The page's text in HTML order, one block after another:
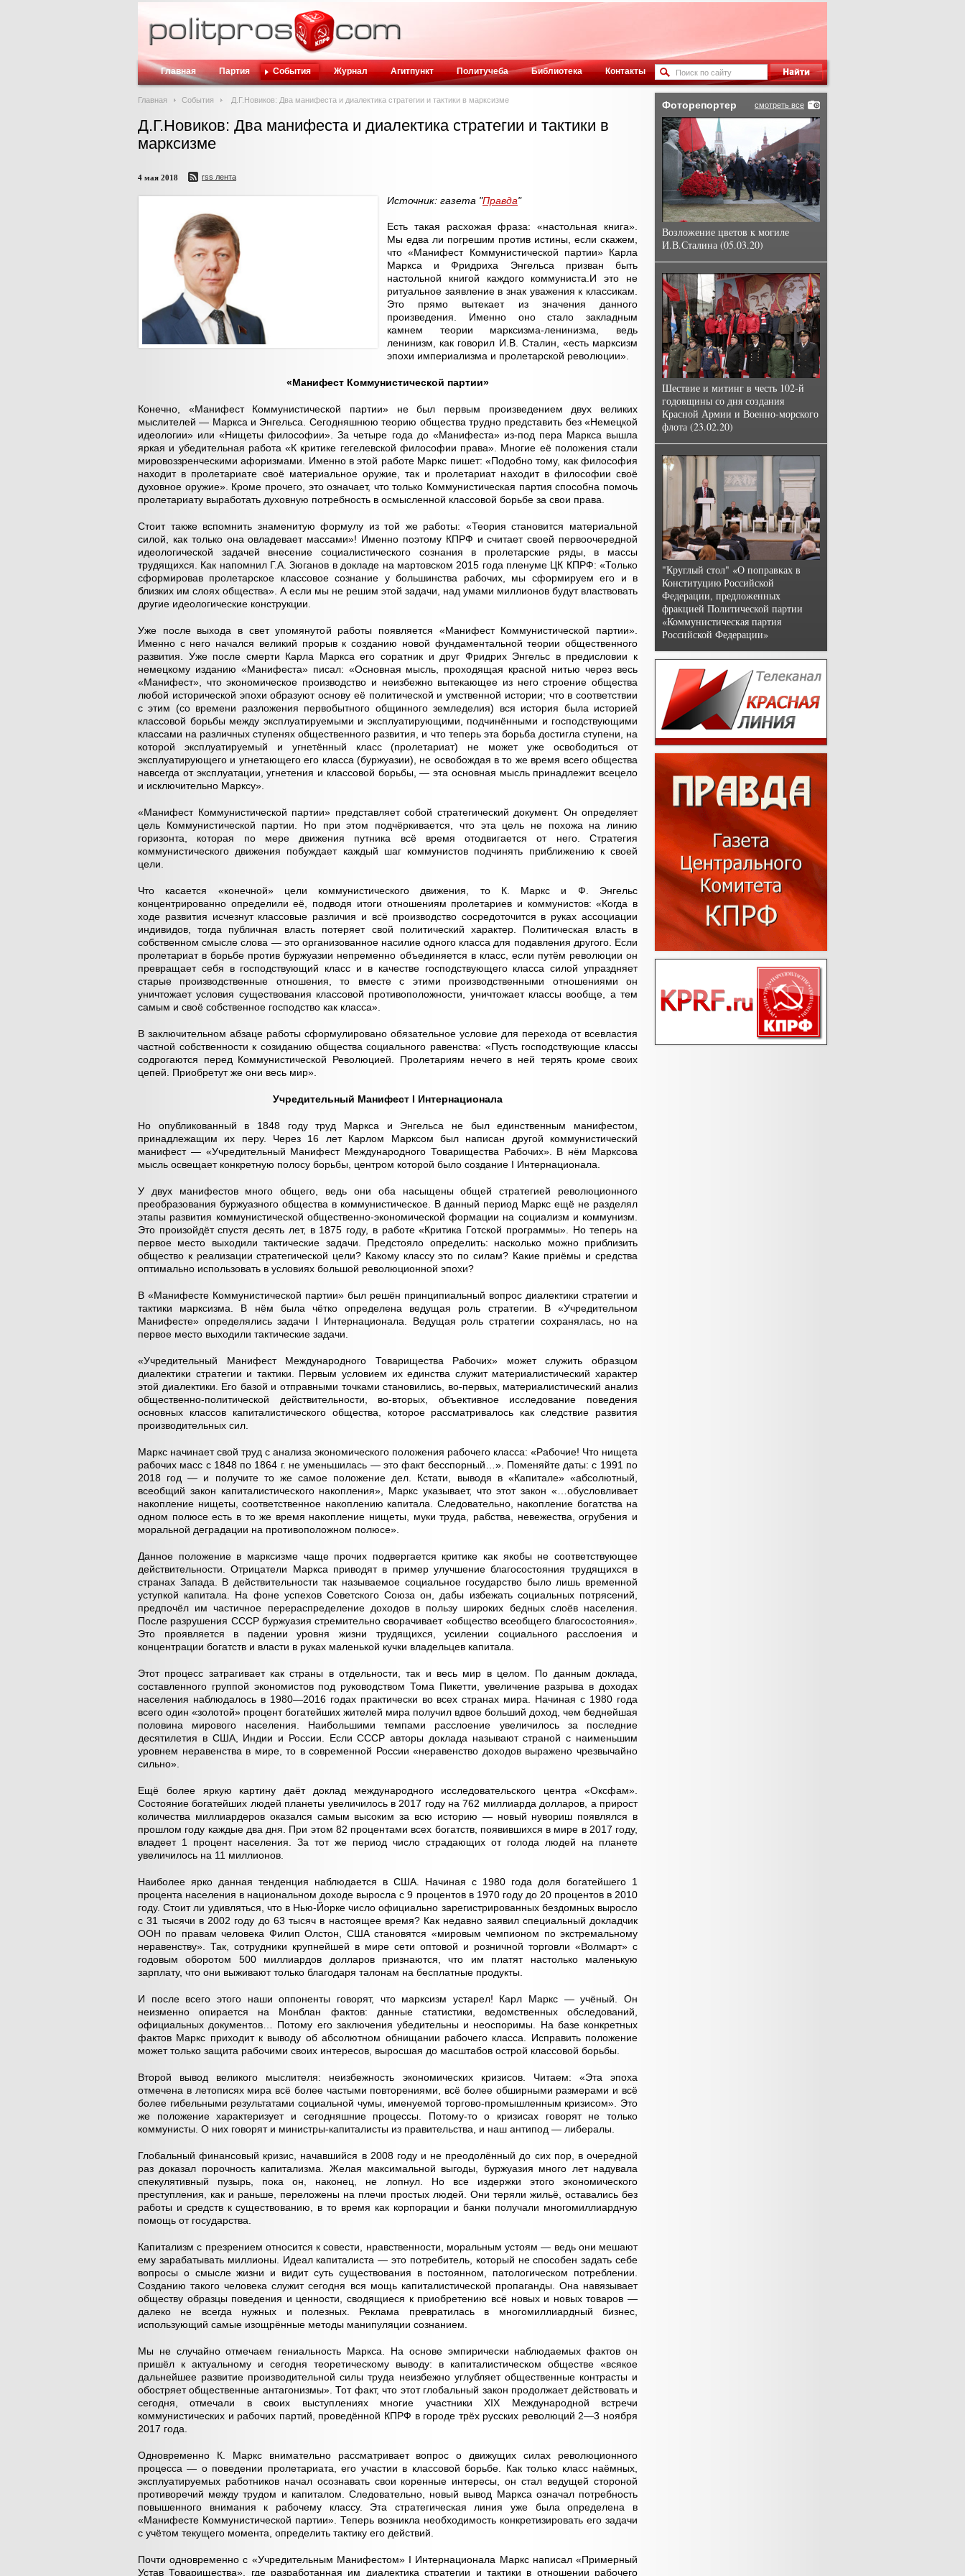
Главная Партия События Журнал Агитпункт Политучеба Библиотека Контакты
Главная События Д.Г.Новиков: Два манифеста и диалектика стратегии и тактики в марксизме
Д.Г.Новиков: Два манифеста и диалектика стратегии и тактики в
марксизме
4 мая 2018 rss лента
Источник: газета "Правда"
Есть такая расхожая фраза: «настольная книга».
Мы едва ли погрешим против истины, если скажем,
что «Манифест Коммунистической партии» Карла
Маркса и Фридриха Энгельса призван быть
настольной книгой каждого коммуниста.И это не
ритуальное заявление в знак уважения к классикам.
Это прямо вытекает из значения данного
произведения. Именно оно стало закладным
камнем теории марксизма-ленинизма, ведь
ленинизм, как говорил И.В. Сталин, «есть марксизм
эпохи империализма и пролетарской революции».
«Манифест Коммунистической партии»
Конечно, «Манифест Коммунистической партии» не был первым произведением двух великих
мыслителей — Маркса и Энгельса. Сегодняшнюю теорию общества трудно представить без «Немецкой
идеологии» или «Нищеты философии». За четыре года до «Манифеста» из-под пера Маркса вышла
яркая и убедительная работа «К критике гегелевской философии права». Многие её положения стали
мировоззренческими афоризмами. Именно в этой работе Маркс пишет: «Подобно тому, как философия
находит в пролетариате своё материальное оружие, так и пролетариат находит в философии своё
духовное оружие». Кроме прочего, это означает, что только Коммунистическая партия способна помочь
пролетариату выработать духовную потребность в осмысленной классовой борьбе за свои права.
Стоит также вспомнить знаменитую формулу из той же работы: «Теория становится материальной
силой, как только она овладевает массами»! Именно поэтому КПРФ и считает своей первоочередной
идеологической задачей внесение социалистического сознания в пролетарские ряды, в массы
трудящихся. Как напомнил Г.А. Зюганов в докладе на мартовском 2015 года пленуме ЦК КПРФ: «Только
сформировав пролетарское классовое сознание у большинства рабочих, мы сформируем его и в
близких им слоях общества». А если мы не решим этой задачи, над умами миллионов будут властвовать
другие идеологические конструкции.
Уже после выхода в свет упомянутой работы появляется «Манифест Коммунистической партии».
Именно с него начался великий прорыв к созданию новой фундаментальной теории общественного
развития. Уже после смерти Карла Маркса его соратник и друг Фридрих Энгельс в предисловии к
немецкому изданию «Манифеста» писал: «Основная мысль, проходящая красной нитью через весь
«Манифест», что экономическое производство и неизбежно вытекающее из него строение общества
любой исторической эпохи образуют основу её политической и умственной истории; что в соответствии
с этим (со времени разложения первобытного общинного земледелия) вся история была историей
классовой борьбы между эксплуатируемыми и эксплуатирующими, подчинёнными и господствующими
классами на различных ступенях общественного развития, и что теперь эта борьба достигла ступени, на
которой эксплуатируемый и угнетённый класс (пролетариат) не может уже освободиться от
эксплуатирующего и угнетающего его класса (буржуазии), не освобождая в то же время всего общества
навсегда от эксплуатации, угнетения и классовой борьбы, — эта основная мысль принадлежит всецело
и исключительно Марксу».
«Манифест Коммунистической партии» представляет собой стратегический документ. Он определяет
цель Коммунистической партии. Но при этом подчёркивается, что эта цель не похожа на линию
горизонта, которая по мере движения путника всё время отодвигается от него. Стратегия
коммунистического движения побуждает каждый шаг коммунистов подчинять приближению к своей
цели.
Что касается «конечной» цели коммунистического движения, то К. Маркс и Ф. Энгельс
концентрированно определили её, подводя итоги отношениям пролетариев и коммунистов: «Когда в
ходе развития исчезнут классовые различия и всё производство сосредоточится в руках ассоциации
индивидов, тогда публичная власть потеряет свой политический характер. Политическая власть в
собственном смысле слова — это организованное насилие одного класса для подавления другого. Если
пролетариат в борьбе против буржуазии непременно объединяется в класс, если путём революции он
превращает себя в господствующий класс и в качестве господствующего класса силой упраздняет
старые производственные отношения, то вместе с этими производственными отношениями он
уничтожает условия существования классовой противоположности, уничтожает классы вообще, а тем
самым и своё собственное господство как класса».
В заключительном абзаце работы сформулировано обязательное условие для перехода от всевластия
частной собственности к созиданию общества социального равенства: «Пусть господствующие классы
содрогаются перед Коммунистической Революцией. Пролетариям нечего в ней терять кроме своих
цепей. Приобретут же они весь мир».
Учредительный Манифест I Интернационала
Но опубликованный в 1848 году труд Маркса и Энгельса не был единственным манифестом,
принадлежащим их перу. Через 16 лет Карлом Марксом был написан другой коммунистический
манифест — «Учредительный Манифест Международного Товарищества Рабочих». В нём Марксова
мысль освещает конкретную полосу борьбы, центром которой было создание I Интернационала.
У двух манифестов много общего, ведь они оба насыщены общей стратегией революционного
преобразования буржуазного общества в коммунистическое. В данный период Маркс ещё не разделял
этапы развития коммунистической общественно-экономической формации на социализм и коммунизм.
Это произойдёт спустя десять лет, в 1875 году, в работе «Критика Готской программы». Но теперь на
первое место выходили тактические задачи. Предстояло определить: насколько можно приблизить
общество к реализации стратегической цели? Какому классу это по силам? Какие приёмы и средства
оптимально использовать в условиях большой революционной эпохи?
В «Манифесте Коммунистической партии» был решён принципиальный вопрос диалектики стратегии и
тактики марксизма. В нём была чётко определена ведущая роль стратегии. В «Учредительном
Манифесте» определялись задачи I Интернационала. Ведущая роль стратегии сохранялась, но на
первое место выходили тактические задачи.
«Учредительный Манифест Международного Товарищества Рабочих» может служить образцом
диалектики стратегии и тактики. Первым условием их единства служит материалистический характер
этой диалектики. Его базой и отправными точками становились, во-первых, материалистический анализ
общественно-политической действительности, во-вторых, объективное исследование поведения
основных классов капиталистического общества, которое рассматривалось как следствие развития
производительных сил.
Маркс начинает свой труд с анализа экономического положения рабочего класса: «Рабочие! Что нищета
рабочих масс с 1848 по 1864 г. не уменьшилась — это факт бесспорный…». Поменяйте даты: с 1991 по
2018 год — и получите то же самое положение дел. Кстати, выводя в «Капитале» «абсолютный,
всеобщий закон капиталистического накопления», Маркс указывает, что этот закон «…обусловливает
накопление нищеты, соответственное накоплению капитала. Следовательно, накопление богатства на
одном полюсе есть в то же время накопление нищеты, муки труда, рабства, невежества, огрубения и
моральной деградации на противоположном полюсе».
Данное положение в марксизме чаще прочих подвергается критике как якобы не соответствующее
действительности. Отрицатели Маркса приводят в пример улучшение благосостояния трудящихся в
странах Запада. В действительности так называемое социальное государство было лишь временной
уступкой капитала. На фоне успехов Советского Союза он, дабы избежать социальных потрясений,
предпочёл им частичное перераспределение доходов в пользу широких бедных слоёв населения.
После разрушения СССР буржуазия стремительно сворачивает «общество всеобщего благосостояния».
Это проявляется в падении уровня жизни трудящихся, усилении социального расслоения и
концентрации богатств и власти в руках маленькой кучки владельцев капитала.
Этот процесс затрагивает как страны в отдельности, так и весь мир в целом. По данным доклада,
составленного группой экономистов под руководством Тома Пикетти, увеличение разрыва в доходах
населения наблюдалось в 1980—2016 годах практически во всех странах мира. Начиная с 1980 года
всего один «золотой» процент богатейших жителей мира получил вдвое больший доход, чем беднейшая
половина мирового населения. Наибольшими темпами расслоение увеличилось за последние
десятилетия в США, Индии и России. Если СССР авторы доклада называют страной с наименьшим
уровнем неравенства в мире, то в современной России «неравенство доходов выражено чрезвычайно
сильно».
Ещё более яркую картину даёт доклад международного исследовательского центра «Оксфам».
Состояние богатейших людей планеты увеличилось в 2017 году на 762 миллиарда долларов, а прирост
количества миллиардеров оказался самым высоким за всю историю — новый нувориш появлялся в
прошлом году каждые два дня. При этом 82 процентами всех богатств, появившихся в мире в 2017 году,
владеет 1 процент населения. За тот же период число страдающих от голода людей на планете
увеличилось на 11 миллионов.
Наиболее ярко данная тенденция наблюдается в США. Начиная с 1980 года доля богатейшего 1
процента населения в национальном доходе выросла с 9 процентов в 1970 году до 20 процентов в 2010
году. Стоит ли удивляться, что в Нью-Йорке число официально зарегистрированных бездомных выросло
с 31 тысячи в 2002 году до 63 тысяч в настоящее время? Как недавно заявил специальный докладчик
ООН по правам человека Филип Олстон, США становятся «мировым чемпионом по экстремальному
неравенству». Так, сотрудники крупнейшей в мире сети оптовой и розничной торговли «Волмарт» с
годовым оборотом 500 миллиардов долларов признаются, что им платят настолько маленькую
зарплату, что они выживают только благодаря талонам на бесплатные продукты.
И после всего этого наши оппоненты говорят, что марксизм устарел! Карл Маркс — учёный. Он
неизменно опирается на Монблан фактов: данные статистики, ведомственных обследований,
официальных документов… Потому его заключения убедительны и неоспоримы. На базе конкретных
фактов Маркс приходит к выводу об абсолютном обнищании рабочего класса. Исправить положение
может только защита рабочими своих интересов, выросшая до масштабов острой классовой борьбы.
Второй вывод великого мыслителя: неизбежность экономических кризисов. Читаем: «Эта эпоха
отмечена в летописях мира всё более частыми повторениями, всё более обширными размерами и всё
более гибельными результатами социальной чумы, именуемой торгово-промышленным кризисом». Это
же положение характеризует и сегодняшние процессы. Потому-то о кризисах говорят не только
коммунисты. О них говорят и министры-капиталисты из правительства, и наш антипод — либералы.
Глобальный финансовый кризис, начавшийся в 2008 году и не преодолённый до сих пор, в очередной
раз доказал порочность капитализма. Желая максимальной выгоды, буржуазия много лет надувала
спекулятивный пузырь, пока он, наконец, не лопнул. Но все издержки этого экономического
преступления, как и раньше, переложены на плечи простых людей. Они теряли жильё, оставались без
работы и средств к существованию, в то время как корпорации и банки получали многомиллиардную
помощь от государства.
Капитализм с презрением относится к совести, нравственности, моральным устоям — ведь они мешают
ему зарабатывать миллионы. Идеал капиталиста — это потребитель, который не способен задать себе
вопросы о смысле жизни и видит суть существования в постоянном, патологическом потреблении.
Созданию такого человека служит сегодня вся мощь капиталистической пропаганды. Она навязывает
обществу образцы поведения и ценности, сводящиеся к приобретению всё новых и новых товаров —
далеко не всегда нужных и полезных. Реклама превратилась в многомиллиардный бизнес,
использующий самые изощрённые методы манипуляции сознанием.
Мы не случайно отмечаем гениальность Маркса. На основе эмпирически наблюдаемых фактов он
пришёл к актуальному и сегодня теоретическому выводу: в капиталистическом обществе «всякое
дальнейшее развитие производительной силы труда неизбежно углубляет общественные контрасты и
обостряет общественные антагонизмы». Тот факт, что этот глобальный закон продолжает действовать и
сегодня, отмечали в своих выступлениях многие участники XIX Международной встречи
коммунистических и рабочих партий, проведённой КПРФ в городе трёх русских революций 2—3 ноября
2017 года.
Одновременно К. Маркс внимательно рассматривает вопрос о движущих силах революционного
процесса — о поведении пролетариата, его участии в классовой борьбе. Как только класс наёмных,
эксплуатируемых работников начал осознавать свои коренные интересы, он стал ведущей стороной
противоречий между трудом и капиталом. Следовательно, новый вывод Маркса означал потребность
повышенного внимания к рабочему классу. Эта стратегическая линия уже была определена в
«Манифесте Коммунистической партии». Теперь возникла необходимость конкретизировать его задачи
с учётом текущего момента, определить тактику его действий.
Почти одновременно с «Учредительным Манифестом» I Интернационала Маркс написал «Примерный
Устав Товарищества», где разработанная им диалектика стратегии и тактики в отношении рабочего
смотреть все
Фоторепортер
Возложение цветов к могиле
И.В.Сталина (05.03.20)
Шествие и митинг в честь 102-й
годовщины со дня создания
Красной Армии и Военно-морского
флота (23.02.20)
"Круглый стол" «О поправках в
Конституцию Российской
Федерации, предложенных
фракцией Политической партии
«Коммунистическая партия
Российской Федерации»